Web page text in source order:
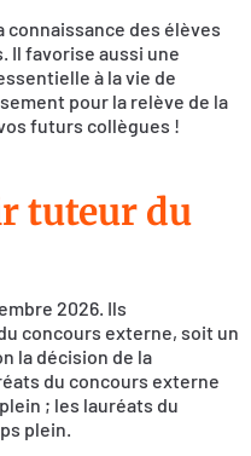
des élèves
Il favorise aussi une
à la vie de
pour la relève de la
futurs collègues !
tuteur du
2026. Ils
concours externe, soit un
la décision de la
du concours externe
; les lauréats du
plein.